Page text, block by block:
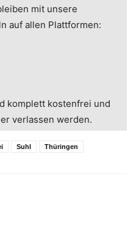
mit unsere
auf allen Plattformen:
komplett kostenfrei und
verlassen werden.
Suhl Thüringen